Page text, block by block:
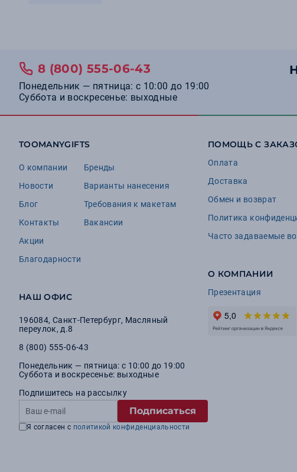
8 (800) 555-06-43
Понедельник — пятница: с 10:00 до 19:00
Суббота и воскресенье: выходные
TOOMANYGIFTS
О компании
Новости
Блог
Контакты
Акции
Благодарности
Бренды
Варианты нанесения
Требования к макетам
Вакансии
НАШ ОФИС
196084, Санкт-Петербург, Масляный
переулок, д.8
8 (800) 555-06-43
Понедельник — пятница: с 10:00 до 19:00
Суббота и воскресенье: выходные
Подпишитесь на рассылку
Подписаться
Я согласен с политикой конфиденциальности
ПОМОЩЬ С
Оплата
Доставка
Обмен и возврат
Политика
Часто задаваемые
О КОМПАНИИ
Презентация